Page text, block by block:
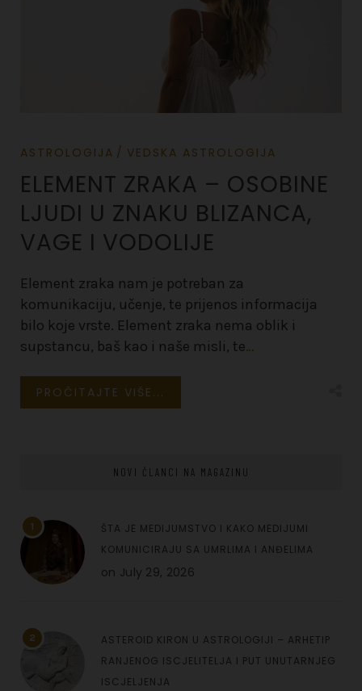
ASTROLOGIJA VEDSKA ASTROLOGIJA
ELEMENT ZRAKA – OSOBINE
LJUDI U ZNAKU BLIZANCA,
VAGE I VODOLIJE
Element zraka nam je potreban za
komunikaciju, učenje, te prijenos informacija
bilo koje vrste. Element zraka nema oblik i
supstancu, baš kao i naše misli, te…
PROČITAJTE VIŠE...
NOVI ČLANCI NA MAGAZINU
1
ŠTA JE MEDIJUMSTVO I KAKO MEDIJUMI
KOMUNICIRAJU SA UMRLIMA I ANĐELIMA
on July 29, 2026
2
ASTEROID KIRON U ASTROLOGIJI – ARHETIP
RANJENOG ISCJELITELJA I PUT UNUTARNJEG
ISCJELJENJA